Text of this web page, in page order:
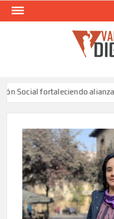
Saltar
fortaleciendo alianzas